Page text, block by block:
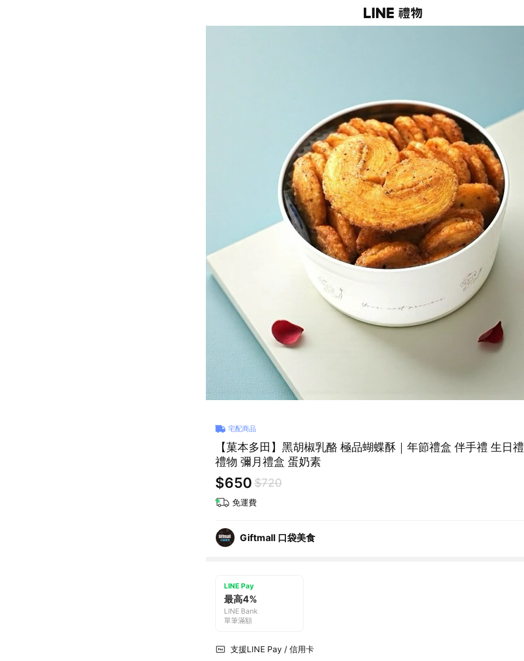
宅配商品
【菓本多田】黑胡椒乳酪 極品蝴蝶酥｜年節禮盒 伴手禮 生日
禮物 彌月禮盒 蛋奶素
$650 $720
免運費
Giftmall 口袋美食
LINE Pay
最高4%
LINE Bank
單筆滿額
支援LINE Pay / 信用卡